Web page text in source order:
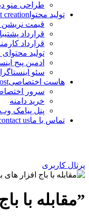
طراحی منو
تولید محتوا creation
قیمت نریشن
قرارداد
قرارداد
تولید محتوای
ادمین پیج
سئو
هاست اختصاصی
سرور
خرید دامنه
پنل پیامک
تماس با ماus
پرتال کاربری
”مقابله با